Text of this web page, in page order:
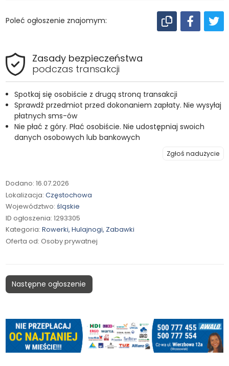
Poleć ogłoszenie znajomym:
Zasady bezpieczeństwa
podczas transakcji
Spotkaj się osobiście z drugą stroną transakcji
Sprawdź przedmiot przed dokonaniem zapłaty. Nie wysyłaj
płatnych sms-ów
Nie płać z góry. Płać osobiście. Nie udostępniaj swoich
danych osobowych lub bankowych
Zgłoś nadużycie
Dodano: 16.07.2026
Lokalizacja: Częstochowa
Województwo: śląskie
ID ogłoszenia: 1293305
Kategoria: Rowerki, Hulajnogi, Zabawki
Oferta od: Osoby prywatnej
Następne ogłoszenie